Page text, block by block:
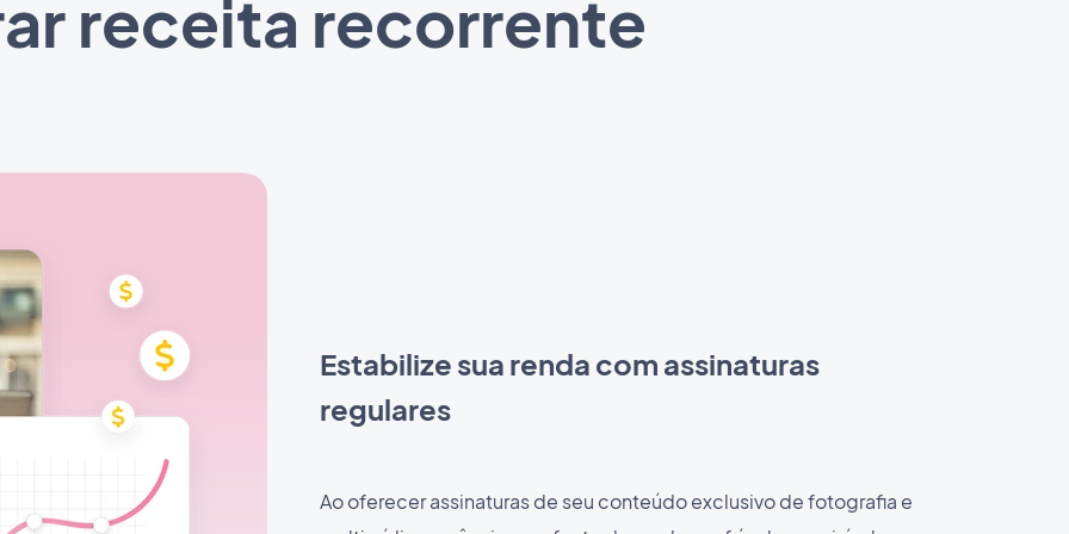
receita recorrente
Estabilize sua renda com assinaturas
regulares
Ao oferecer assinaturas de seu conteúdo exclusivo de fotografia e